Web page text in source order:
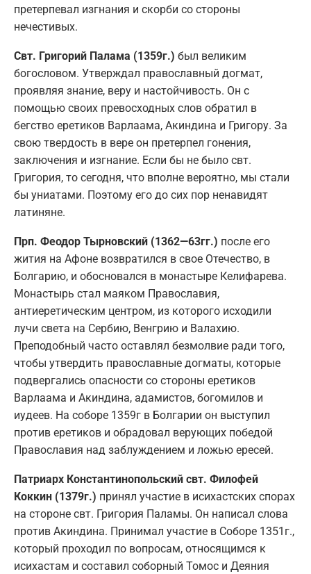
претерпевал изгнания и скорби со стороны
нечестивых.
Свт. Григорий Палама (1359г.) был великим
богословом. Утверждал православный догмат,
проявляя знание, веру и настойчивость. Он с
помощью своих превосходных слов обратил в
бегство еретиков Варлаама, Акиндина и Григору. За
свою твердость в вере он претерпел гонения,
заключения и изгнание. Если бы не было свт.
Григория, то сегодня, что вполне вероятно, мы стали
бы униатами. Поэтому его до сих пор ненавидят
латиняне.
Прп. Феодор Тырновский (1362—63гг.) после его
жития на Афоне возвратился в свое Отечество, в
Болгарию, и обосновался в монастыре Келифарева.
Монастырь стал маяком Православия,
антиеретическим центром, из которого исходили
лучи света на Сербию, Венгрию и Валахию.
Преподобный часто оставлял безмолвие ради того,
чтобы утвердить православные догматы, которые
подвергались опасности со стороны еретиков
Варлаама и Акиндина, адамистов, богомилов и
иудеев. На соборе 1359г в Болгарии он выступил
против еретиков и обрадовал верующих победой
Православия над заблуждением и ложью ересей.
Патриарх Константинопольский свт. Филофей
Коккин (1379г.) принял участие в исихастских спорах
на стороне свт. Григория Паламы. Он написал слова
против Акиндина. Принимал участие в Соборе 1351г.,
который проходил по вопросам, относящимся к
исихастам и составил соборный Томос и Деяния